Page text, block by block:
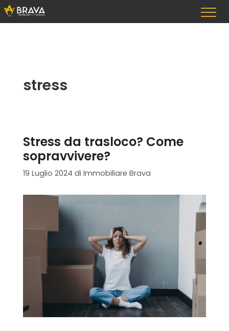
Vai
al
contenuto
stress
Stress da trasloco? Come
sopravvivere?
19 Luglio 2024 di Immobiliare Brava